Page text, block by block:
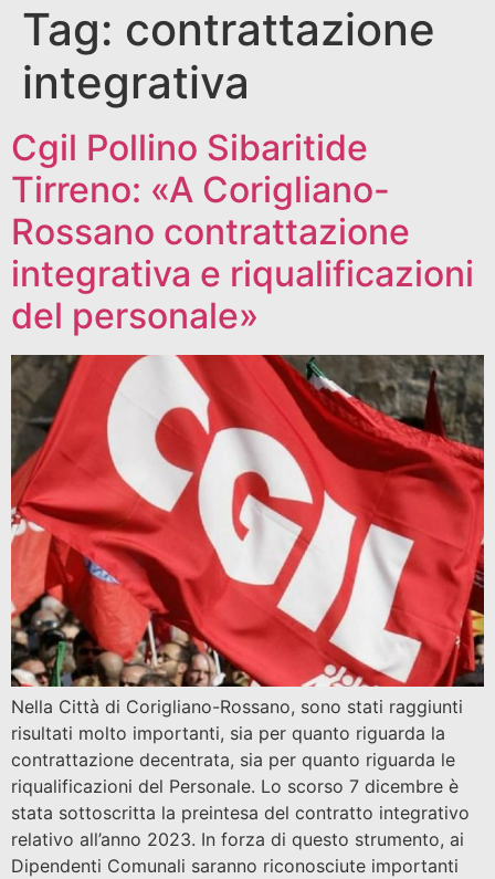
Tag: contrattazione
integrativa
Cgil Pollino Sibaritide
Tirreno: «A Corigliano-
Rossano contrattazione
integrativa e riqualificazioni
del personale»
Nella Città di Corigliano-Rossano, sono stati raggiunti
risultati molto importanti, sia per quanto riguarda la
contrattazione decentrata, sia per quanto riguarda le
riqualificazioni del Personale. Lo scorso 7 dicembre è
stata sottoscritta la preintesa del contratto integrativo
relativo all’anno 2023. In forza di questo strumento, ai
Dipendenti Comunali saranno riconosciute importanti